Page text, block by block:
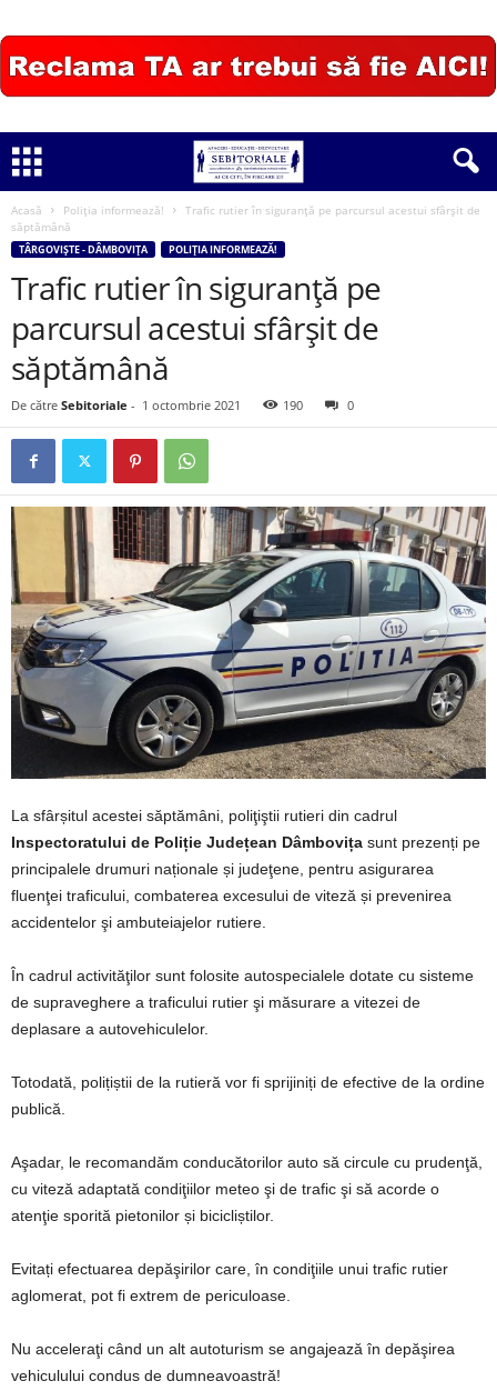
Acasă Poliția informează!
Trafic rutier în siguranță pe parcursul acestui sfârşit de
săptămână
TÂRGOVIȘTE - DÂMBOVIȚA POLIȚIA INFORMEAZĂ!
Trafic rutier în siguranță pe
parcursul acestui sfârşit de
săptămână
De către Sebitoriale - 1 octombrie 2021 190 0
La sfârșitul acestei săptămâni, poliţiştii rutieri din cadrul
Inspectoratului de Poliție Județean Dâmbovița sunt prezenți pe
principalele drumuri naționale și judeţene, pentru asigurarea
fluenţei traficului, combaterea excesului de viteză și prevenirea
accidentelor şi ambuteiajelor rutiere.
În cadrul activităţilor sunt folosite autospecialele dotate cu sisteme
de supraveghere a traficului rutier şi măsurare a vitezei de
deplasare a autovehiculelor.
Totodată, polițiștii de la rutieră vor fi sprijiniți de efective de la ordine
publică.
Aşadar, le recomandăm conducătorilor auto să circule cu prudenţă,
cu viteză adaptată condiţiilor meteo şi de trafic şi să acorde o
atenţie sporită pietonilor și bicicliștilor.
Evitați efectuarea depăşirilor care, în condiţiile unui trafic rutier
aglomerat, pot fi extrem de periculoase.
Nu acceleraţi când un alt autoturism se angajează în depăşirea
vehiculului condus de dumneavoastră!